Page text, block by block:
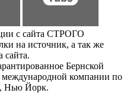
с сайта СТРОГО
на источник, а так же
сайта.
Бернской
международной компании по
Нью Йорк.